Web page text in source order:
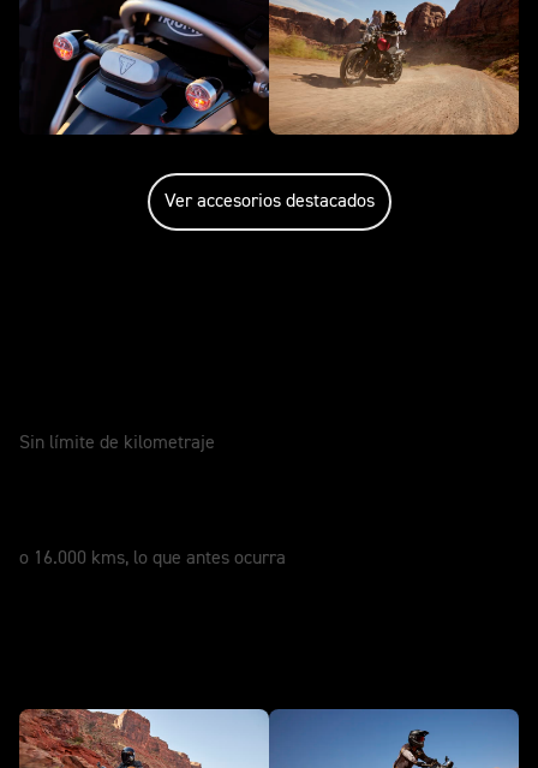
Ver accesorios destacados
Sin límite de kilometraje
o 16.000 kms, lo que antes ocurra